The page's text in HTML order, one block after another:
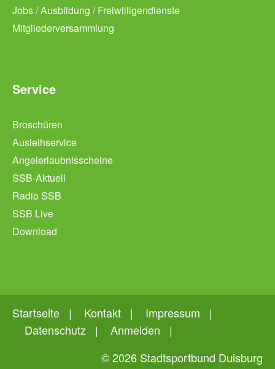
Jobs / Ausbildung / Freiwilligendienste
Mitgliederversammlung
Service
Broschüren
Ausleihservice
Angelerlaubnisscheine
SSB-Aktuell
Radio SSB
SSB Live
Download
Startseite Kontakt
Impressum
Datenschutz
Anmelden
© 2026 Stadtsportbund Duisburg